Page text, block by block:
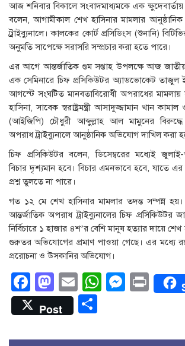
আজ শনিবার বিকালে সংবাদমাধ্যমকে এক
বলেন, আগামীকাল শেখ হাসিনার মামলার আনুষ্ঠানিক
ট্রাইব্যুনালে। কালকের কোর্ট প্রসিডিংস (শুনানি)
অনুমতি সাপেক্ষে সরাসরি সম্প্রচার করা হতে পারে।
এর আগে আন্তর্জাতিক গুম সপ্তাহ উপলক্ষে আজ
এক সেমিনারে চিফ প্রসিকিউটর অ্যাডভোকেট তাজুল
আগস্টে সংঘটিত মানবতাবিরোধী অপরাধের মামলায়
হাসিনা, সাবেক স্বরাষ্ট্রমন্ত্রী আসাদুজ্জামান খান
(আইজিপি) চৌধুরী আব্দুল্লাহ আল মামুনের বিরুদ্ধে
অপরাধ ট্রাইব্যুনালে আনুষ্ঠানিক অভিযোগ দাখিল করা
চিফ প্রসিকিউটর বলেন, ডিসেম্বরের মধ্যেই জুলাই-
বিচার দৃশ্যমান হবে। বিচার এমনভাবে হবে, যাতে এর
প্রশ্ন তুলতে না পারে।
গত ১২ মে শেখ হাসিনার মামলার তদন্ত সম্পন্ন
আন্তর্জাতিক অপরাধ ট্রাইব্যুনালের চিফ প্রসিকিউটর
নির্বিচারে ১ হাজার ৪শ’র বেশি মানুষ হত্যার দায়ে শেখ
গুরুতর অভিযোগের প্রমাণ পাওয়া গেছে। এর মধ্যে
প্ররোচনা ও উসকানির অভিযোগ।
Facebook
Mastodon
Email
Post